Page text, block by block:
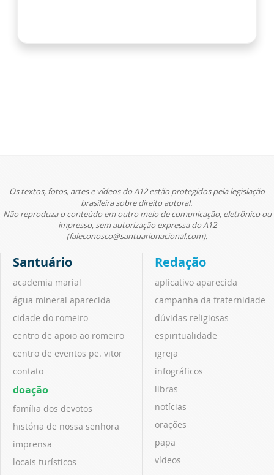
Os textos, fotos, artes e vídeos do A12 estão protegidos pela legislação
brasileira sobre direito autoral.
Não reproduza o conteúdo em outro meio de comunicação, eletrônico ou
impresso, sem autorização expressa do A12
(faleconosco@santuarionacional.com).
Santuário
academia marial
água mineral aparecida
cidade do romeiro
centro de apoio ao romeiro
centro de eventos pe. vitor
contato
doação
família dos devotos
história de nossa senhora
imprensa
locais turísticos
Redação
aplicativo aparecida
campanha da fraternidade
dúvidas religiosas
espiritualidade
igreja
infográficos
libras
notícias
orações
papa
vídeos